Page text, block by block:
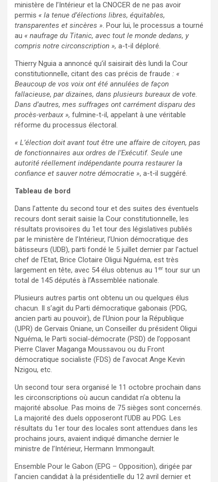
ministère de l’Intérieur et la CNOCER de ne pas avoir
permis « la tenue d’élections libres, équitables,
transparentes et sincères ». Pour lui, le processus a tourné
au « naufrage du Titanic, avec tout le monde dedans, y
compris notre circonscription », a-t-il déploré.
Thierry Nguia a annoncé qu’il saisirait dès lundi la Cour
constitutionnelle, citant des cas précis de fraude : «
Beaucoup de vos voix ont été annulées de façon
fallacieuse, par dizaines, dans plusieurs bureaux de vote.
Dans d’autres, mes suffrages ont carrément disparu des
procès-verbaux », fulmine-t-il, appelant à une véritable
réforme du processus électoral.
« L’élection doit avant tout être une affaire de citoyen, pas
de fonctionnaires aux ordres de l’Exécutif. Seule une
autorité réellement indépendante pourra restaurer la
confiance et sauver notre démocratie », a-t-il suggéré.
Tableau de bord
Dans l’attente du second tour et des suites des éventuels
recours dont serait saisie la Cour constitutionnelle, les
résultats provisoires du 1et tour des législatives publiés
par le ministère de l’Intérieur, l’Union démocratique des
bâtisseurs (UDB), parti fondé le 5 juillet dernier par l’actuel
chef de l’Etat, Brice Clotaire Oligui Nguéma, est très
largement en tête, avec 54 élus obtenus au 1 er tour sur un
total de 145 députés à l’Assemblée nationale.
Plusieurs autres partis ont obtenu un ou quelques élus
chacun. Il s’agit du Parti démocratique gabonais (PDG,
ancien parti au pouvoir), de l’Union pour la République
(UPR) de Gervais Oniane, un Conseiller du président Oligui
Nguéma, le Parti social-démocrate (PSD) de l’opposant
Pierre Claver Maganga Moussavou ou du Front
démocratique socialiste (FDS) de l’avocat Ange Kevin
Nzigou, etc.
Un second tour sera organisé le 11 octobre prochain dans
les circonscriptions où aucun candidat n’a obtenu la
majorité absolue. Pas moins de 75 sièges sont concernés.
La majorité des duels opposeront l’UDB au PDG. Les
résultats du 1er tour des locales sont attendues dans les
prochains jours, avaient indiqué dimanche dernier le
ministre de l’Intérieur, Hermann Immongault.
Ensemble Pour le Gabon (EPG – Opposition), dirigée par
l’ancien candidat à la présidentielle du 12 avril dernier et